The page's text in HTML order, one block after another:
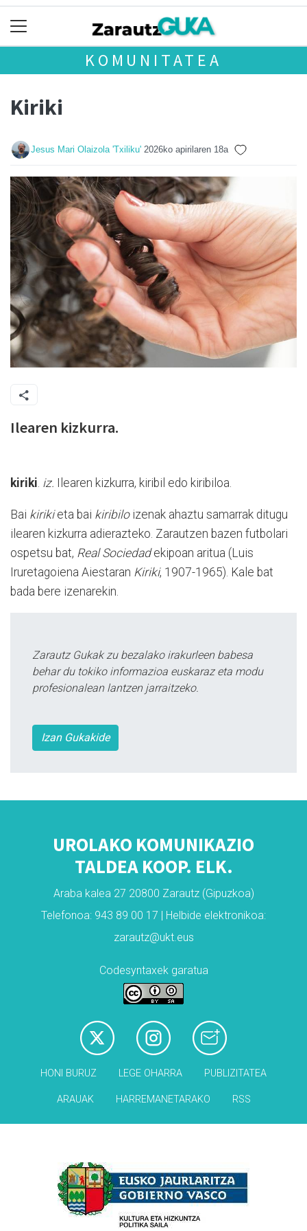
KOMUNITATEA
Kiriki
Jesus Mari Olaizola 'Txiliku' 2026ko apirilaren 18a
Ilearen kizkurra.
kiriki. iz. Ilearen kizkurra, kiribil edo kiribiloa.
Bai kirikieta bai kiribiloizenak ahaztu samarrak ditugu
ilearen kizkurra adierazteko. Zarautzen bazen futbolari
ospetsu bat, Real Sociedadekipoan aritua (Luis
Iruretagoiena Aiestaran Kiriki, 1907-1965). Kale bat
bada bere izenarekin.
Zarautz Gukak zu bezalako irakurleen babesa
behar du tokiko informazioa euskaraz eta modu
profesionalean lantzen jarraitzeko.
Izan Gukakide
UROLAKO KOMUNIKAZIO
TALDEA KOOP. ELK.
Araba kalea 27 20800 Zarautz (Gipuzkoa)
Telefonoa: 943 89 00 17 | Helbide elektronikoa:
zarautz@ukt.eus
Codesyntaxek garatua
HONI BURUZ LEGE OHARRA PUBLIZITATEA
ARAUAK HARREMANETARAKO RSS